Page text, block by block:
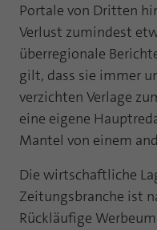
Portale von Dritten
Verlust zumindest
überregionale
gilt, dass sie immer
verzichten Verlage
eine eigene
Mantel von einem
Die wirtschaftliche
Zeitungsbranche ist
Rückläufige
Zweck
Name
Laufzeit
Anbieter
Laufzeit
Zweck
Cookie
Anbieter
Laufzeit